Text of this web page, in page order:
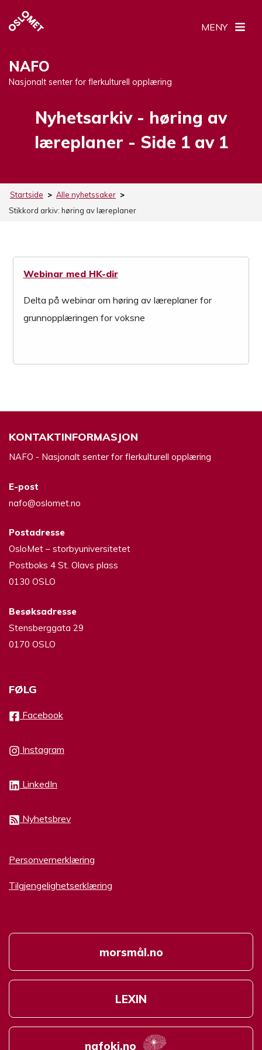
NAFO
Nasjonalt senter for flerkulturell opplæring
MENY
Nyhetsarkiv - Stikkord:
høring av
læreplaner - Side 1 av 1
Startside > Alle nyhetssaker >
Stikkord arkiv: høring av læreplaner
Webinar med HK-dir
Delta på webinar om høring av læreplaner for
grunnopplæringen for voksne
KONTAKTINFORMASJON
NAFO - Nasjonalt senter for flerkulturell opplæring
E-post
nafo@oslomet.no
Postadresse
OsloMet – storbyuniversitetet
Postboks 4 St. Olavs plass
0130 OSLO
Besøksadresse
Stensberggata 29
0170 OSLO
FØLG
Facebook
Instagram
LinkedIn
Nyhetsbrev
Personvernerklæring
Tilgjengelighetserklæring
morsmål.no
LEXIN
nafoki.no